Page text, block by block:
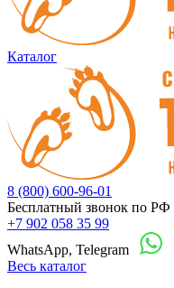
Каталог
8 (800) 600-96-01
Бесплатный звонок по РФ
+7 902 058 35 99
WhatsApp, Telegram
Весь каталог